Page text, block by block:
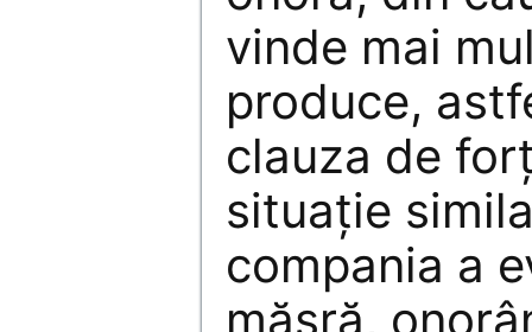
vinde mai
produce,
clauza de
situaţie
compania a
măsră,